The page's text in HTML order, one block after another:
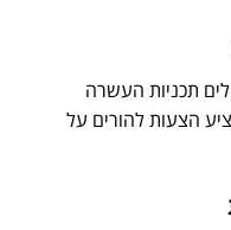
תכניות העשרה
הצעות להורים על